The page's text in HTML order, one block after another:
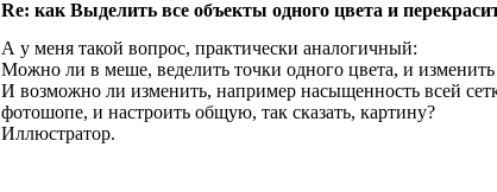
Re: как Выделить все объекты одного цвета и
А у меня такой вопрос, практически аналогичный:
Можно ли в меше, веделить точки одного цвета, и
И возможно ли изменить, например насыщенность всей
фотошопе, и настроить общую, так сказать, картину?
Иллюстратор.